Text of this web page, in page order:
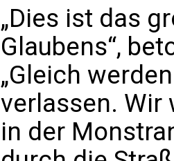
„Dies ist das
Glaubens“,
„Gleich
verlassen. Wir
in der